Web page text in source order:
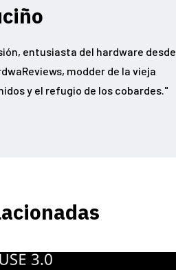
entusiasta del hardware desde
modder de la vieja
y el refugio de los cobardes."